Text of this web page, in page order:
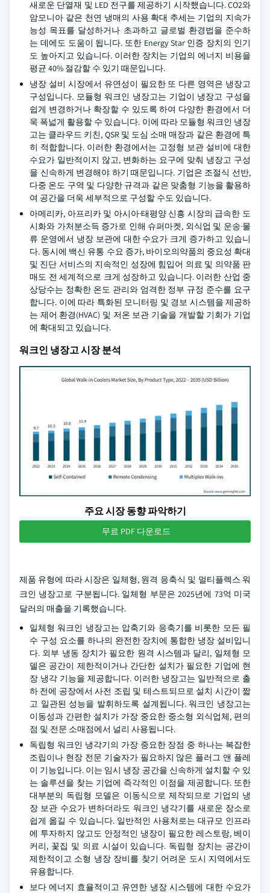
새로운 단열재 및 LED 전구를 제공하기 시작했습니다. CO2와
암모니아 같은 천연 냉매의 사용 확대 추세는 기업의 지속가
능성 목표를 달성하거나 초과하고 글로벌 환경법을 준수하
는 데에도 도움이 됩니다. 또한 Energy Star 인증 장치의 인기
도 높아지고 있습니다. 이러한 장치는 기업의 에너지 비용을
평균 40% 절감할 수 있기 때문입니다.
냉장 설비 시장에서 유연성이 필요한 또 다른 영역은 냉장고
구성입니다. 모듈형 워크인 냉장고는 기업이 냉장고 구성을
쉽게 변경하거나 확장할 수 있도록 하여 다양한 환경에서 더
욱 폭넓게 활용할 수 있습니다. 이에 따라 모듈형 워크인 냉장
고는 클라우드 키친, QSR 및 도심 소매 매장과 같은 환경에 특
히 적합합니다. 이러한 환경에서는 고정형 보관 설비에 대한
수요가 일반적이지 않고, 변화하는 요구에 맞춰 냉장고 구성
을 신속하게 변경해야 하기 때문입니다. 기업은 조절식 선반,
다중 온도 구역 및 다양한 규격과 같은 맞춤형 기능을 활용하
여 공간을 더욱 세부적으로 구성할 수도 있습니다.
아메리카, 아프리카 및 아시아·태평양 신흥 시장의 급속한 도
시화와 가처분소득 증가로 인해 슈퍼마켓, 외식업 및 운송·물
류 운영에서 냉장 보관에 대한 수요가 크게 증가하고 있습니
다. 동시에 백신 유통 수요 증가, 바이오의약품의 중요성 확대
및 진단 서비스의 지속적인 성장에 힘입어 의료 및 의약품 판
매도 전 세계적으로 크게 성장하고 있습니다. 이러한 산업 중
상당수는 정확한 온도 관리와 엄격한 정부 규정 준수를 요구
합니다. 이에 따라 특화된 모니터링 및 경보 시스템을 제공하
는 제어 환경(HVAC) 및 저온 보관 기술을 개발할 기회가 기업
에 확대되고 있습니다.
워크인 냉장고 시장 분석
주요 시장 동향 파악하기
무료 PDF 다운로드
제품 유형에 따라 시장은 일체형, 원격 응축식 및 멀티플렉스 워
크인 냉장고로 구분됩니다. 일체형 부문은 2025년에 73억 미국
달러의 매출을 기록했습니다.
일체형 워크인 냉장고는 압축기와 응축기를 비롯한 모든 필
수 구성 요소를 하나의 완전한 장치에 통합한 냉장 설비입니
다. 외부 냉동 장치가 필요한 원격 시스템과 달리, 일체형 모
델은 공간이 제한적이거나 간단한 설치가 필요한 기업에 현
장 냉각 기능을 제공합니다. 이러한 냉장고는 일반적으로 출
하 전에 공장에서 사전 조립 및 테스트되므로 설치 시간이 짧
고 일관된 성능을 발휘하도록 설계됩니다. 워크인 냉장고는
이동성과 간편한 설치가 가장 중요한 중소형 외식업체, 편의
점 및 전문 소매점에서 널리 사용됩니다.
독립형 워크인 냉각기의 가장 중요한 장점 중 하나는 복잡한
조립이나 현장 전문 기술자가 필요하지 않은 플러그 앤 플레
이 기능입니다. 이는 임시 냉장 공간을 신속하게 설치할 수 있
는 솔루션을 찾는 기업에 즉각적인 이점을 제공합니다. 또한
대부분의 독립형 모델은 이동식으로 제작되므로 기업의 냉
장 보관 수요가 변하더라도 워크인 냉각기를 새로운 장소로
쉽게 옮길 수 있습니다. 일반적인 사용처로는 대규모 인프라
에 투자하지 않고도 안정적인 냉장이 필요한 레스토랑, 베이
커리, 꽃집 및 의료 시설이 있습니다. 독립형 장치는 공간이
제한적이고 소형 냉장 장비를 찾기 어려운 도시 지역에서도
유용합니다.
보다 에너지 효율적이고 유연한 냉장 시스템에 대한 수요가